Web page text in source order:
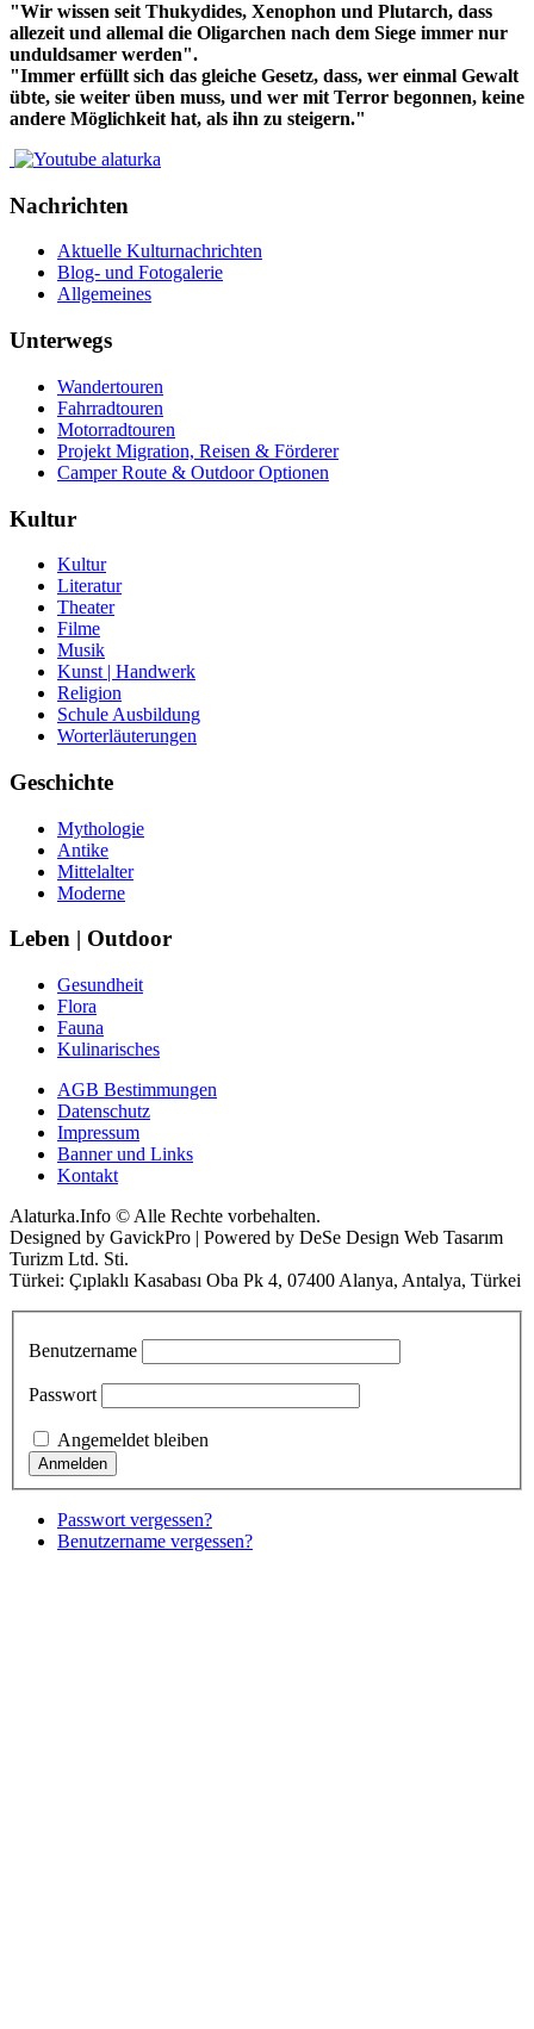
"Wir wissen seit Thukydides, Xenophon und Plutarch, dass
allezeit und allemal die Oligarchen nach dem Siege immer nur
unduldsamer werden".
"Immer erfüllt sich das gleiche Gesetz, dass, wer einmal Gewalt
übte, sie weiter üben muss, und wer mit Terror begonnen, keine
andere Möglichkeit hat, als ihn zu steigern."
Nachrichten
Aktuelle Kulturnachrichten
Blog- und Fotogalerie
Allgemeines
Unterwegs
Wandertouren
Fahrradtouren
Motorradtouren
Projekt Migration, Reisen & Förderer
Camper Route & Outdoor Optionen
Kultur
Kultur
Literatur
Theater
Filme
Musik
Kunst | Handwerk
Religion
Schule Ausbildung
Worterläuterungen
Geschichte
Mythologie
Antike
Mittelalter
Moderne
Leben | Outdoor
Gesundheit
Flora
Fauna
Kulinarisches
AGB Bestimmungen
Datenschutz
Impressum
Banner und Links
Kontakt
Alaturka.Info © Alle Rechte vorbehalten.
Designed by GavickPro | Powered by DeSe Design Web Tasarım
Turizm Ltd. Sti.
Türkei: Çıplaklı Kasabası Oba Pk 4, 07400 Alanya, Antalya, Türkei
Benutzername
Passwort
Angemeldet bleiben
Passwort vergessen?
Benutzername vergessen?